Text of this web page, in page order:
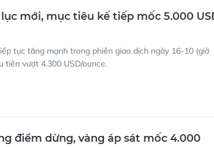
mới, mục tiêu kế tiếp mốc 5.000
tục tăng mạnh trong phiên giao dịch ngày 16-10 (giờ
tiên vượt 4.300 USD/ounce.
điểm dừng, vàng áp sát mốc 4.000